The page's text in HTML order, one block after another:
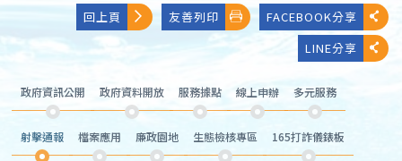
回上頁 友善列印
FACEBOOK分享
LINE分享
政府資訊公開 政府資料開放 服務據點 線上申辦 多元服務
射擊通報 檔案應用 廉政園地 生態檢核專區 165打詐儀錶板